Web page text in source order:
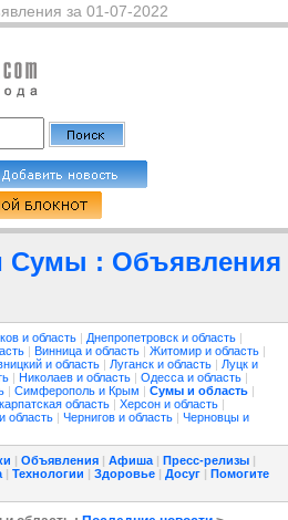
за 01-07-2022
Сумы : Объявления
и область | Днепропетровск и область |
| Винница и область | Житомир и область |
и область | Луганск и область | Луцк и
| Николаев и область | Одесса и область |
| Симферополь и Крым | Сумы и область |
область | Херсон и область |
область | Чернигов и область | Черновцы и
| Объявления | Афиша | Пресс-релизы |
| Технологии | Здоровье | Досуг | Помогите